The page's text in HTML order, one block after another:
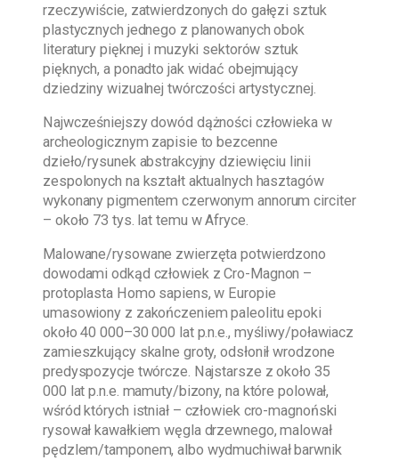
rzeczywiście, zatwierdzonych do gałęzi sztuk
plastycznych jednego z planowanych obok
literatury pięknej i muzyki sektorów sztuk
pięknych, a ponadto jak widać obejmujący
dziedziny wizualnej twórczości artystycznej.
Najwcześniejszy dowód dążności człowieka w
archeologicznym zapisie to bezcenne
dzieło/rysunek abstrakcyjny dziewięciu linii
zespolonych na kształt aktualnych hasztagów
wykonany pigmentem czerwonym annorum circiter
– około 73 tys. lat temu w Afryce.
Malowane/rysowane zwierzęta potwierdzono
dowodami odkąd człowiek z Cro-Magnon –
protoplasta Homo sapiens, w Europie
umasowiony z zakończeniem paleolitu epoki
około 40 000–30 000 lat p.n.e., myśliwy/poławiacz
zamieszkujący skalne groty, odsłonił wrodzone
predyspozycje twórcze. Najstarsze z około 35
000 lat p.n.e. mamuty/bizony, na które polował,
wśród których istniał – człowiek cro-magnoński
rysował kawałkiem węgla drzewnego, malował
pędzlem/tamponem, albo wydmuchiwał barwnik